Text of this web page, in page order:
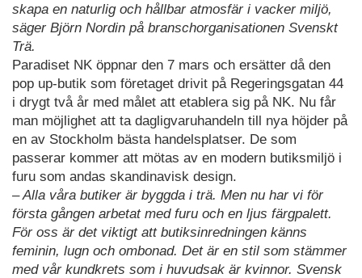
skapa en naturlig och hållbar atmosfär i vacker miljö,
säger Björn Nordin på branschorganisationen Svenskt
Trä.
Paradiset NK öppnar den 7 mars och ersätter då den
pop up-butik som företaget drivit på Regeringsgatan 44
i drygt två år med målet att etablera sig på NK. Nu får
man möjlighet att ta dagligvaruhandeln till nya höjder på
en av Stockholm bästa handelsplatser. De som
passerar kommer att mötas av en modern butiksmiljö i
furu som andas skandinavisk design.
– Alla våra butiker är byggda i trä. Men nu har vi för
första gången arbetat med furu och en ljus färgpalett.
För oss är det viktigt att butiksinredningen känns
feminin, lugn och ombonad. Det är en stil som stämmer
med vår kundkrets som i huvudsak är kvinnor. Svensk